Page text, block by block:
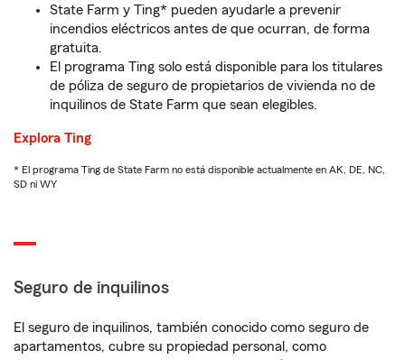
State Farm y Ting* pueden ayudarle a prevenir
incendios eléctricos antes de que ocurran, de forma
gratuita.
El programa Ting solo está disponible para los titulares
de póliza de seguro de propietarios de vivienda no de
inquilinos de State Farm que sean elegibles.
Explora Ting
* El programa Ting de State Farm no está disponible actualmente en AK, DE, NC,
SD ni WY
Seguro de inquilinos
El seguro de inquilinos, también conocido como seguro de
apartamentos, cubre su propiedad personal, como